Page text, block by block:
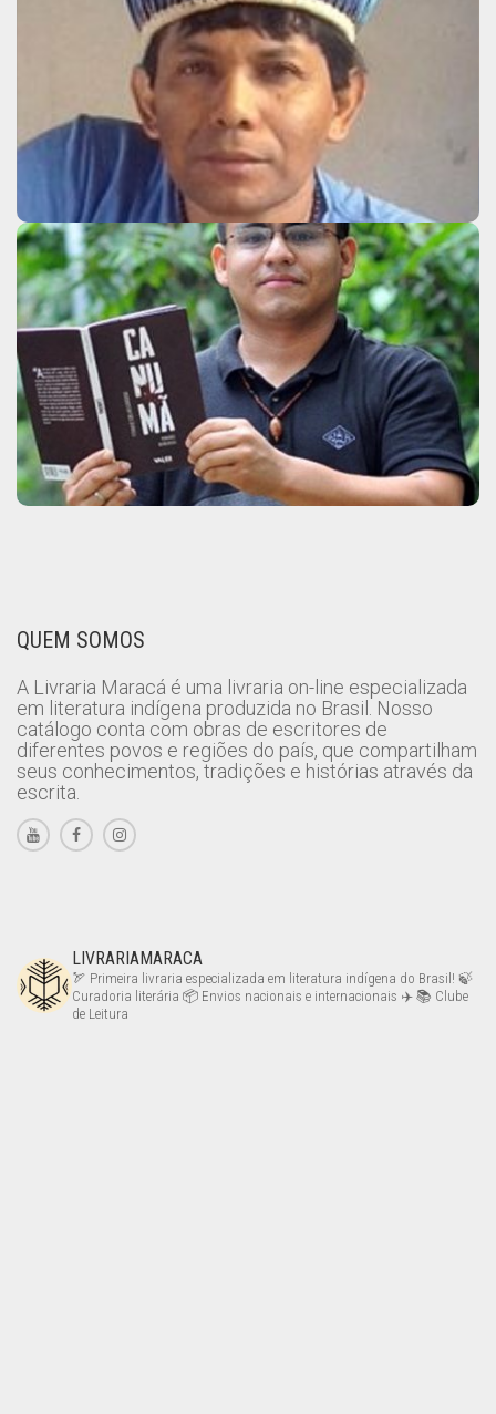
Yaguarê Yamã
Clique aqui
Ytanajé Coelho Cardoso
Clique aqui
QUEM SOMOS
A Livraria Maracá é uma livraria on-line especializada
em literatura indígena produzida no Brasil. Nosso
catálogo conta com obras de escritores de
diferentes povos e regiões do país, que compartilham
seus conhecimentos, tradições e histórias através da
escrita.
LIVRARIAMARACA
🏹 Primeira livraria especializada em literatura indígena do Brasil! 🍃
Curadoria literária 📦 Envios nacionais e internacionais ✈️ 📚 Clube
de Leitura